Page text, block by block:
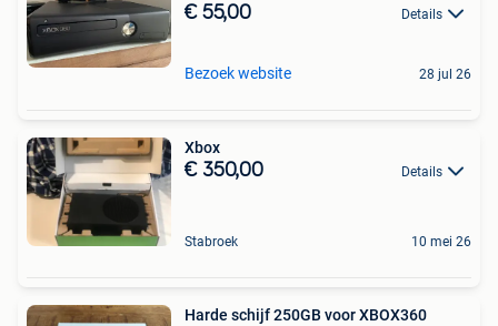
€ 55,00 Details
Bezoek website 28 jul 26
Xbox
€ 350,00 Details
Stabroek 10 mei 26
Harde schijf 250GB voor XBOX360